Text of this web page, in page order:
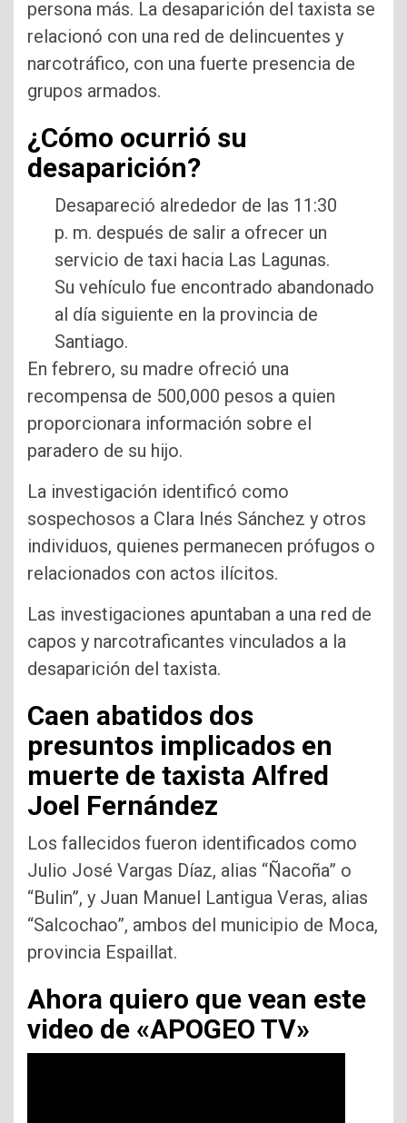
persona más. La desaparición del taxista se
relacionó con una red de delincuentes y
narcotráfico, con una fuerte presencia de
grupos armados.
¿Cómo ocurrió su
desaparición?
Desapareció alrededor de las 11:30
p. m. después de salir a ofrecer un
servicio de taxi hacia Las Lagunas.
Su vehículo fue encontrado abandonado
al día siguiente en la provincia de
Santiago.
En febrero, su madre ofreció una
recompensa de 500,000 pesos a quien
proporcionara información sobre el
paradero de su hijo.
La investigación identificó como
sospechosos a Clara Inés Sánchez y otros
individuos, quienes permanecen prófugos o
relacionados con actos ilícitos.
Las investigaciones apuntaban a una red de
capos y narcotraficantes vinculados a la
desaparición del taxista.
Caen abatidos dos
presuntos implicados en
muerte de taxista Alfred
Joel Fernández
Los fallecidos fueron identificados como
Julio José Vargas Díaz, alias “Ñacoña” o
“Bulin”, y Juan Manuel Lantigua Veras, alias
“Salcochao”, ambos del municipio de Moca,
provincia Espaillat.
Ahora quiero que vean este
video de «APOGEO TV»